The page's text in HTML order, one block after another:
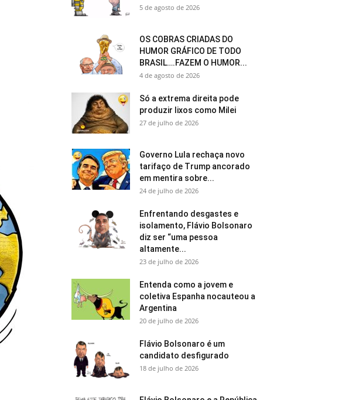
5 de agosto de 2026
OS COBRAS CRIADAS DO
HUMOR GRÁFICO DE TODO
BRASIL….FAZEM O HUMOR...
4 de agosto de 2026
Só a extrema direita pode
produzir lixos como Milei
27 de julho de 2026
Governo Lula rechaça novo
tarifaço de Trump ancorado
em mentira sobre...
24 de julho de 2026
Enfrentando desgastes e
isolamento, Flávio Bolsonaro
diz ser “uma pessoa
altamente...
23 de julho de 2026
Entenda como a jovem e
coletiva Espanha nocauteou a
Argentina
20 de julho de 2026
Flávio Bolsonaro é um
candidato desfigurado
18 de julho de 2026